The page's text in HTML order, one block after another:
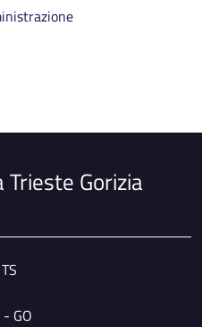
le funzioni di OIV
e contabile
di qualità
Trieste Gorizia
GO